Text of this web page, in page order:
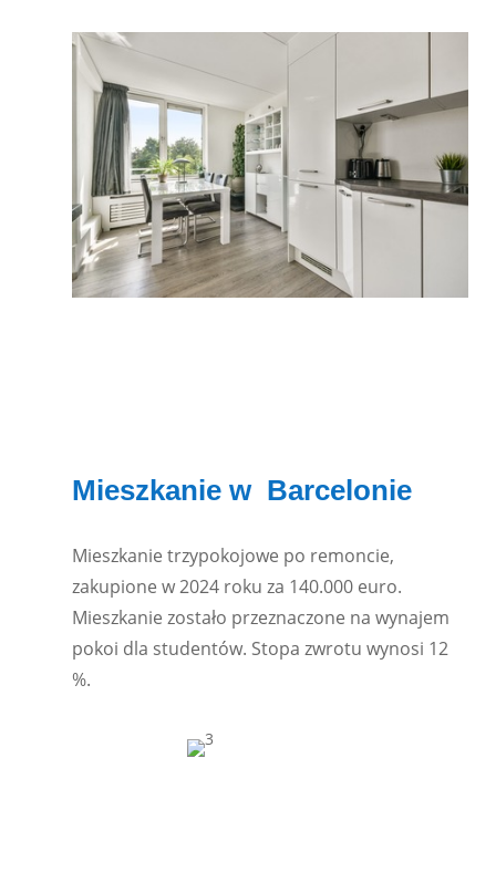
Mieszkanie w Barcelonie
Mieszkanie trzypokojowe po remoncie,
zakupione w 2024 roku za 140.000 euro.
Mieszkanie zostało przeznaczone na wynajem
pokoi dla studentów. Stopa zwrotu wynosi 12
%.